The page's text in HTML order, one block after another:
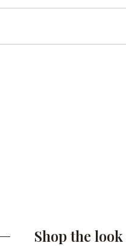
Shop the look